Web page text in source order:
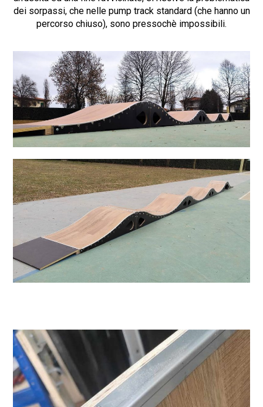
dei sorpassi, che nelle pump track standard (che hanno un
percorso chiuso), sono pressochè impossibili.